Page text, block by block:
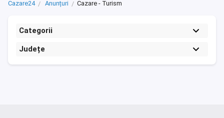
Cazare24 Anunțuri Cazare - Turism
Categorii
Județe